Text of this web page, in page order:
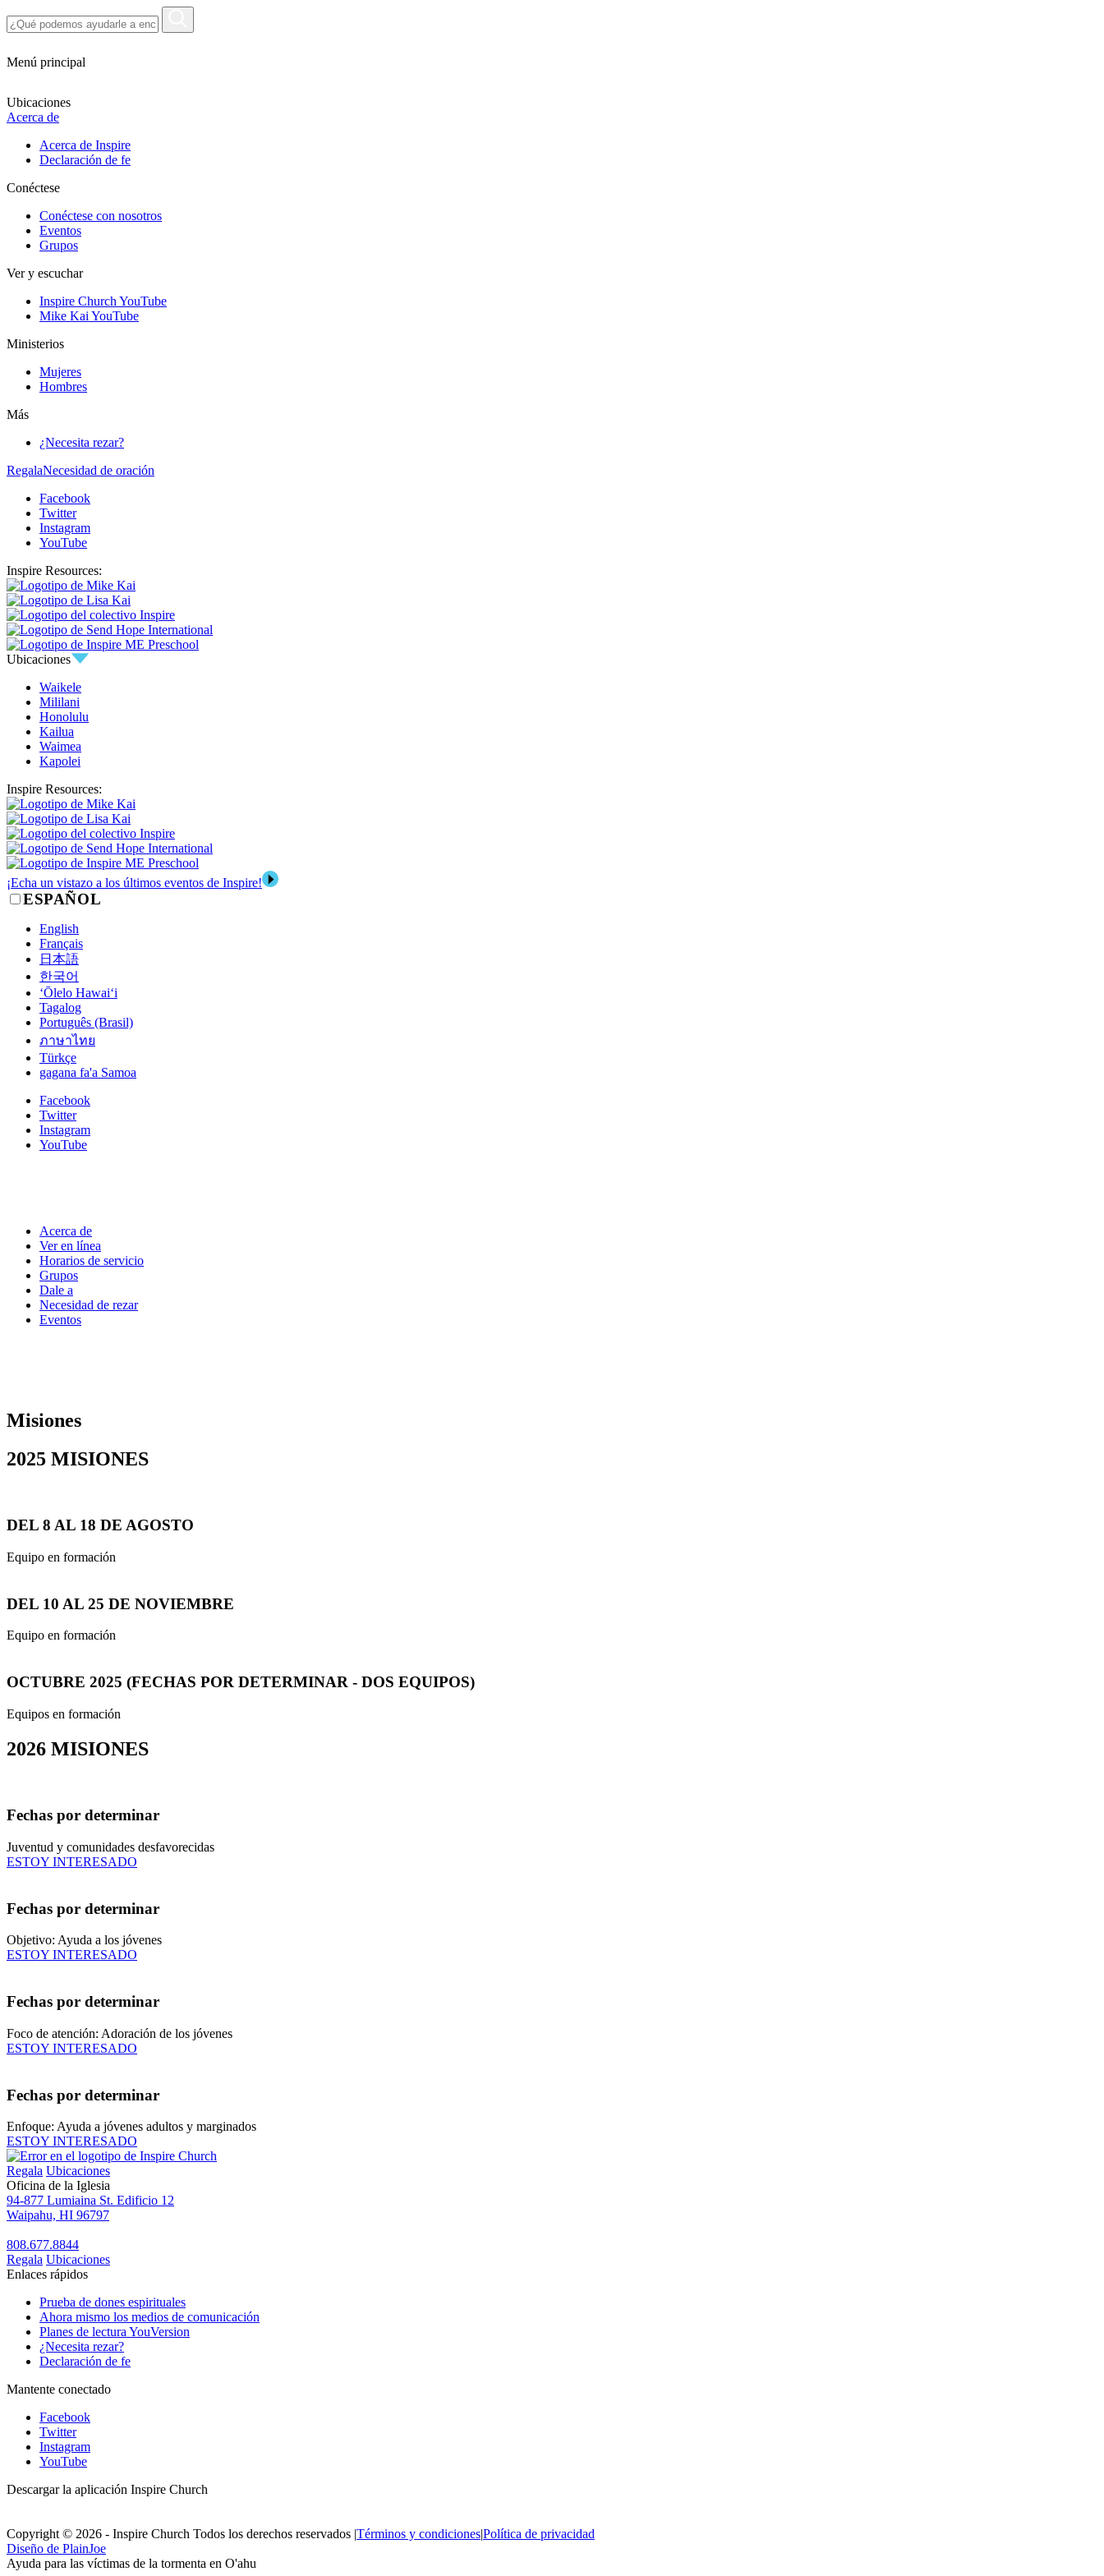
Menú principal
Ubicaciones
Acerca de
Acerca de Inspire
Declaración de fe
Conéctese
Conéctese con nosotros
Eventos
Grupos
Ver y escuchar
Inspire Church YouTube
Mike Kai YouTube
Ministerios
Mujeres
Hombres
Más
¿Necesita rezar?
RegalaNecesidad de oración
Facebook
Twitter
Instagram
YouTube
Inspire Resources:
Ubicaciones
Waikele
Mililani
Honolulu
Kailua
Waimea
Kapolei
Inspire Resources:
¡Echa un vistazo a los últimos eventos de Inspire!
ESPAÑOL
English
Français
日本語
한국어
‘Ōlelo Hawai‘i
Tagalog
Português (Brasil)
ภาษาไทย
Türkçe
gagana fa'a Samoa
Facebook
Twitter
Instagram
YouTube
Acerca de
Ver en línea
Horarios de servicio
Grupos
Dale a
Necesidad de rezar
Eventos
Misiones
2025 MISIONES
DEL 8 AL 18 DE AGOSTO
Equipo en formación
DEL 10 AL 25 DE NOVIEMBRE
Equipo en formación
OCTUBRE 2025 (FECHAS POR DETERMINAR - DOS EQUIPOS)
Equipos en formación
2026 MISIONES
Fechas por determinar
Juventud y comunidades desfavorecidas
ESTOY INTERESADO
Fechas por determinar
Objetivo: Ayuda a los jóvenes
ESTOY INTERESADO
Fechas por determinar
Foco de atención: Adoración de los jóvenes
ESTOY INTERESADO
Fechas por determinar
Enfoque: Ayuda a jóvenes adultos y marginados
ESTOY INTERESADO
Regala Ubicaciones
Oficina de la Iglesia
94-877 Lumiaina St. Edificio 12
Waipahu, HI 96797
808.677.8844
Regala Ubicaciones
Enlaces rápidos
Prueba de dones espirituales
Ahora mismo los medios de comunicación
Planes de lectura YouVersion
¿Necesita rezar?
Declaración de fe
Mantente conectado
Facebook
Twitter
Instagram
YouTube
Descargar la aplicación Inspire Church
Copyright © 2026 - Inspire Church Todos los derechos reservados |Términos y condiciones|Política de privacidad
Diseño de PlainJoe
Ayuda para las víctimas de la tormenta en O'ahu